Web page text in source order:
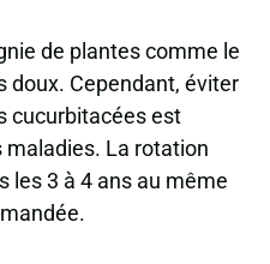
de plantes comme le
doux. Cependant, éviter
cucurbitacées est
La rotation
les 3 à 4 ans au même